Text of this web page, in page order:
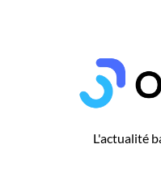
L'actualité